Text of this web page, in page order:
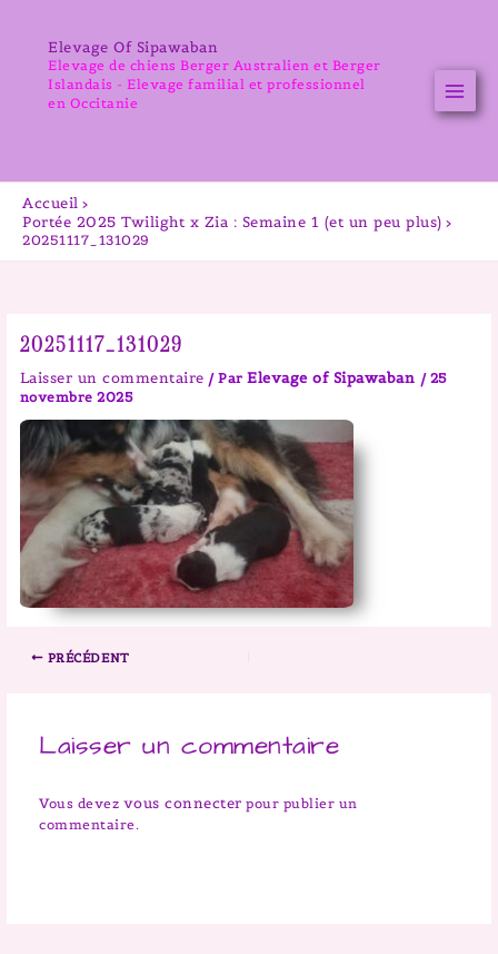
contenuElevage Of Sipawaban
Elevage de chiens Berger Australien et Berger
Islandais - Elevage familial et professionnel
en Occitanie
Accueil
Portée 2025 Twilight x Zia : Semaine 1 (et un peu plus)
20251117_131029
20251117_131029
Laisser un commentaire / ParElevage of Sipawaban / 25
novembre 2025
PRÉCÉDENT
Laisser un commentaire
Vous devez vous connecter pour publier un
commentaire.